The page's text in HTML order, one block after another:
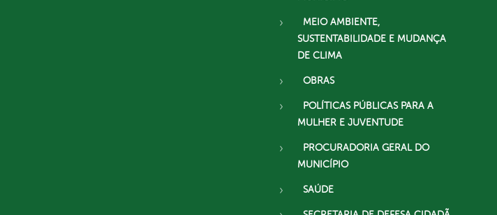
MEIO AMBIENTE,
SUSTENTABILIDADE E MUDANÇA
DE CLIMA
OBRAS
POLÍTICAS PÚBLICAS PARA A
MULHER E JUVENTUDE
PROCURADORIA GERAL DO
MUNICÍPIO
SAÚDE